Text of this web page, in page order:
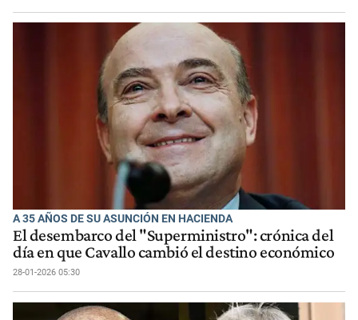
A 35 AÑOS DE SU ASUNCIÓN EN HACIENDA
El desembarco del "Superministro": crónica del
día en que Cavallo cambió el destino económico
28-01-2026 05:30